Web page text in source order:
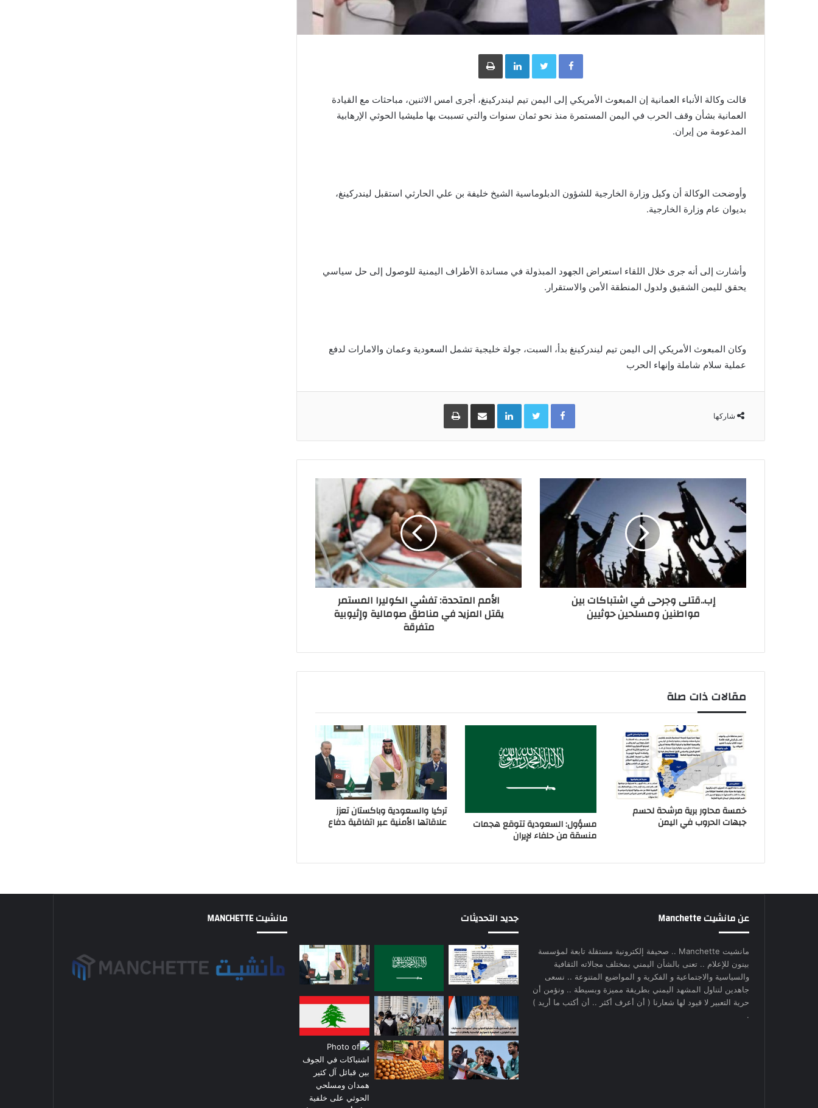
Facebook
Twitter
LinkedInطباعة
قالت وكالة الأنباء العمانية إن المبعوث الأمريكي إلى اليمن تيم ليندركينغ، أجرى امس الاثنين، مباحثات مع القيادة
العمانية بشأن وقف الحرب في اليمن المستمرة منذ نحو ثمان سنوات والتي تسببت بها مليشيا الحوثي الإرهابية
المدعومة من إيران.
وأوضحت الوكالة أن وكيل وزارة الخارجية للشؤون الدبلوماسية الشيخ خليفة بن علي الحارثي استقبل ليندركينغ،
بديوان عام وزارة الخارجية.
وأشارت إلى أنه جرى خلال اللقاء استعراض الجهود المبذولة في مساندة الأطراف اليمنية للوصول إلى حل سياسي
يحقق لليمن الشقيق ولدول المنطقة الأمن والاستقرار.
وكان المبعوث الأمريكي إلى اليمن تيم ليندركينغ بدأ، السبت، جولة خليجية تشمل السعودية وعمان والامارات لدفع
عملية سلام شاملة وإنهاء الحرب
شاركها
Facebook
Twitter
LinkedInمشاركة عبر البريد طباعة
إب..قتلى وجرحى في اشتباكات بين
مواطنين ومسلحين حوثيين
الأمم المتحدة: تفشي الكوليرا المستمر
يقتل المزيد في مناطق صومالية وإثيوبية
متفرقة
مقالات ذات صلة
خمسة محاور برية مرشحة لحسم
جبهات الحروب في اليمن مسؤول: السعودية تتوقع هجمات
منسقة من حلفاء لإيران
تركيا والسعودية وباكستان تعزز
علاقاتها الأمنية عبر اتفاقية دفاع
عن مانشيت Manchette
مانشيت Manchette .. صحيفة إلكترونية مستقلة تابعة لمؤسسة
بينون للإعلام .. تعنى بالشأن اليمني بمختلف مجالاته الثقافية
والسياسية والاجتماعية و الفكرية و المواضيع المتنوعة .. نسعى
جاهدين لتناول المشهد اليمني بطريقة مميزة وبسيطة .. ونؤمن أن
حرية التعبير لا قيود لها شعارنا ( أن أعرف أكثر .. أن أكتب ما أريد )
.
جديد التحديثات مانشيت MANCHETTE